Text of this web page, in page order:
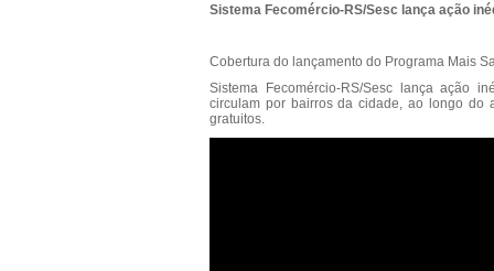
Sistema Fecomércio-RS/Sesc lança ação
Cobertura do lançamento do Programa Mais
Sistema Fecomércio-RS/Sesc lança ação
circulam por bairros da cidade, ao longo do
gratuitos.